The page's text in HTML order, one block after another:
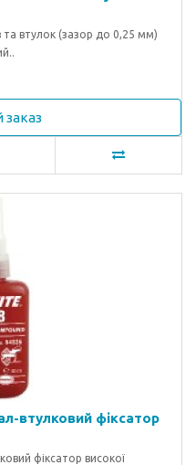
втулок (зазор до 0,25 мм)
втулковий фіксатор
фіксатор високої